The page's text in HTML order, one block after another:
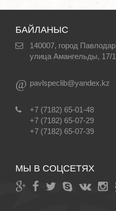
БАЙЛАНЫС
140007, город Павлодар
улица Амангельды, 17/1
@ pavlspeclib@yandex.kz
+7 (7182) 65-01-48
+7 (7182) 65-07-29
+7 (7182) 65-07-39
МЫ В СОЦСЕТЯХ